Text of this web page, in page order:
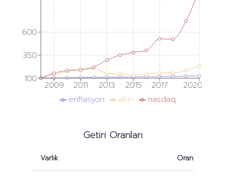
2009 2011 2013 2015 2017 2020
100
350
600
enflasyon altın nasdaq
Getiri Oranları
Varlık Oran